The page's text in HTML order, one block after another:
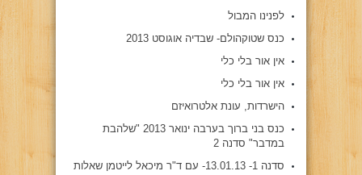
לפנינו המבול
כנס שטוקהולם- שבדיה אוגוסט 2013
אין אור בלי כלי
אין אור בלי כלי
הישרדות, עונת אלטרואיזם
כנס בני ברוך בערבה ינואר 2013 "שלהבת
במדבר" סדנה 2
סדנה 1- 13.01.13- עם ד"ר מיכאל לייטמן שאלות